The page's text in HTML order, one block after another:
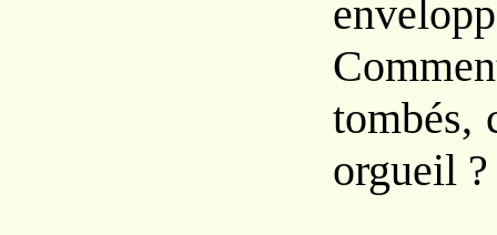
tombés,
orgueil ?